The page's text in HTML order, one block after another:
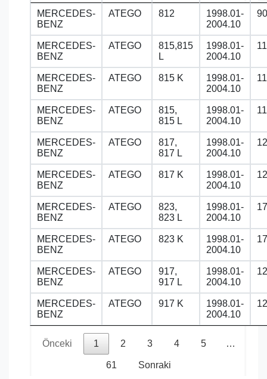
MERCEDES-
BENZ
ATEGO 812
1998.01-
2004.10
90
MERCEDES-
BENZ
ATEGO
815,815
L
1998.01-
2004.10
MERCEDES-
BENZ
ATEGO 815 K
1998.01-
2004.10
MERCEDES-
BENZ
ATEGO
815,
815 L
1998.01-
2004.10
MERCEDES-
BENZ
ATEGO
817,
817 L
1998.01-
2004.10
MERCEDES-
BENZ
ATEGO 817 K
1998.01-
2004.10
MERCEDES-
BENZ
ATEGO
823,
823 L
1998.01-
2004.10
MERCEDES-
BENZ
ATEGO 823 K
1998.01-
2004.10
MERCEDES-
BENZ
ATEGO
917,
917 L
1998.01-
2004.10
MERCEDES-
BENZ
ATEGO 917 K
1998.01-
2004.10
Önceki 1 2 3 4 5 …
61 Sonraki